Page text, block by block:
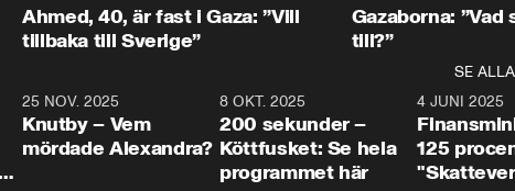
Thand Ring
Ahmed, 40, är fast i Gaza: ”Vill
tillbaka till Sverige”
Gazaborna:
till?”
SE ALLA
31:05
25 NOV. 2025
Knutby – Vem
mördade Alexandra?
4:29
8 OKT. 2025
200 sekunder –
Köttfusket: Se hela
programmet här
4 JUNI 2025
125